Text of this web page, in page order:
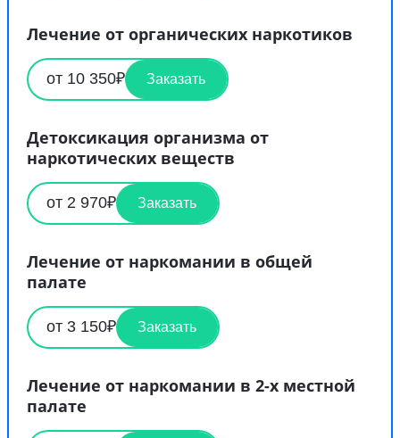
Лечение от органических наркотиков
от 10 350₽ Заказать
Детоксикация организма от
наркотических веществ
от 2 970₽ Заказать
Лечение от наркомании в общей
палате
от 3 150₽ Заказать
Лечение от наркомании в 2-х местной
палате